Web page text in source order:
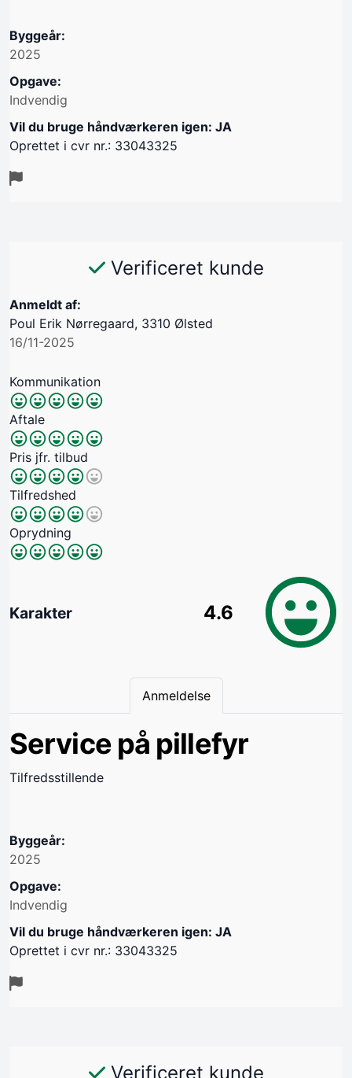
Byggeår:
2025
Opgave:
Indvendig
Vil du bruge håndværkeren igen: JA
Oprettet i cvr nr.: 33043325
Verificeret kunde
Anmeldt af:
Poul Erik Nørregaard, 3310 Ølsted
16/11-2025
Kommunikation
Aftale
Pris jfr. tilbud
Tilfredshed
Oprydning
Karakter 4.6
Anmeldelse
Service på pillefyr
Tilfredsstillende
Byggeår:
2025
Opgave:
Indvendig
Vil du bruge håndværkeren igen: JA
Oprettet i cvr nr.: 33043325
Verificeret kunde